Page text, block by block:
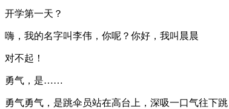
开学第一天？
嗨，我的名字叫李伟，你呢？你好，我叫晨晨
对不起！
勇气，是……
勇气勇气，是跳伞员站在高台上，深吸一口气往下